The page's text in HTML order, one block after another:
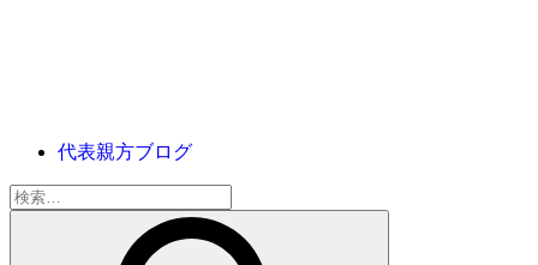
代表親方ブログ
検
索: